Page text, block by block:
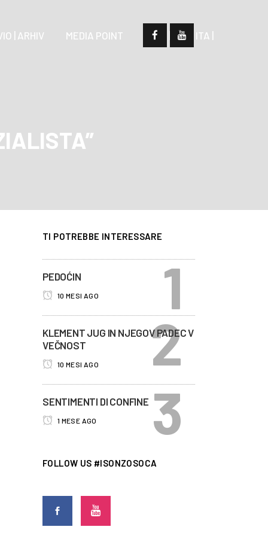
| ARHIV MEDIA POINT | SLO | | ITA |
TI POTREBBE INTERESSARE
PEDOĆIN
10 MESI AGO
KLEMENT JUG IN NJEGOV PADEC V
VEČNOST
10 MESI AGO
SENTIMENTI DI CONFINE
1 MESE AGO
FOLLOW US #ISONZOSOCA